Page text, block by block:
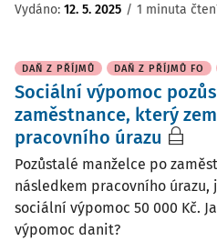
Vydáno: 12. 5. 2025 / 1 minuta
DAŇ Z PŘÍJMŮ DAŇ Z PŘÍJMŮ FO
Sociální výpomoc
zaměstnance, který
pracovního úrazu
Pozůstalé manželce po
následkem pracovního úrazu,
sociální výpomoc 50 000 Kč.
výpomoc danit?